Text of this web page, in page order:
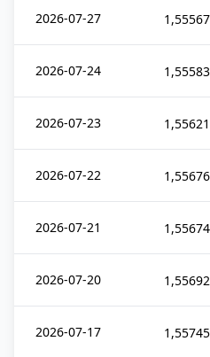
2026-07-27
2026-07-24
2026-07-23
2026-07-22
2026-07-21
2026-07-20
2026-07-17